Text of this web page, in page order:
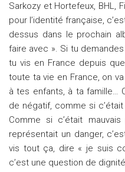
Sarkozy et Hortefeux, BHL,
pour l’identité française,
dessus dans le prochain
faire avec ». Si tu
tu vis en France depuis
toute ta vie en France, on
à tes enfants, à ta famille…
de négatif, comme si
Comme si c’était
représentait un danger,
vis tout ça, dire « je suis
c’est une question de